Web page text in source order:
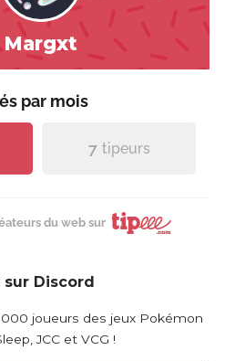
Margxt
par mois
7 tipeurs
du web sur
Discord
joueurs des jeux Pokémon
JCC et VCG !